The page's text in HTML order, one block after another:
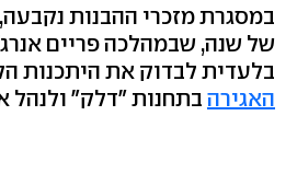
במסגרת מזכרי ההבנות
של שנה, שבמהלכה פריים
בלעדית לבדוק את היתכנות
האגירהבתחנות "דלק" ולנהל